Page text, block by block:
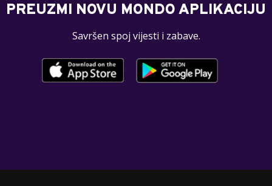
PREUZMI NOVU MONDO APLIKACIJU
Savršen spoj vijesti i zabave.